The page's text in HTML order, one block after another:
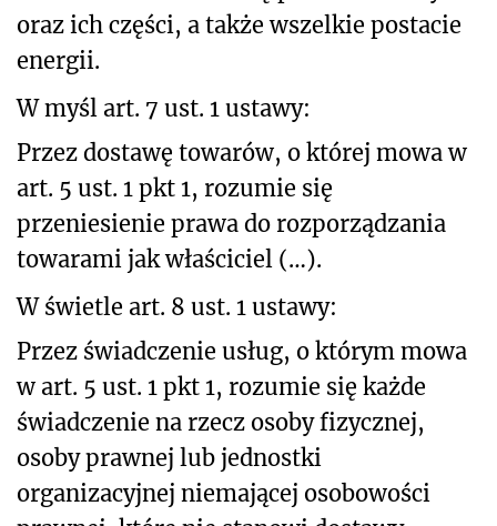
oraz ich części, a także wszelkie postacie
energii.
W myśl art. 7 ust. 1 ustawy:
Przez dostawę towarów, o której mowa w
art. 5 ust. 1 pkt 1, rozumie się
przeniesienie prawa do rozporządzania
towarami jak właściciel (…).
W świetle art. 8 ust. 1 ustawy:
Przez świadczenie usług, o którym mowa
w art. 5 ust. 1 pkt 1, rozumie się każde
świadczenie na rzecz osoby fizycznej,
osoby prawnej lub jednostki
organizacyjnej niemającej osobowości